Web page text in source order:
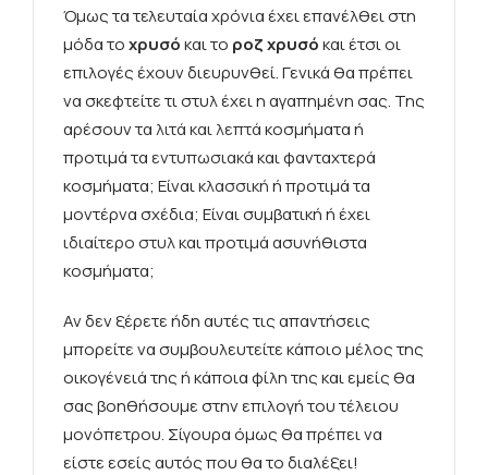
Όμως τα τελευταία χρόνια έχει επανέλθει στη
μόδα τοχρυσόκαι το ροζ χρυσόκαι έτσι οι
επιλογές έχουν διευρυνθεί. Γενικά θα πρέπει
να σκεφτείτε τι στυλ έχει η αγαπημένη σας. Της
αρέσουν ταλιτά και λεπτάκοσμήματα ή
προτιμά ταεντυπωσιακάκαι φανταχτερά
κοσμήματα; Είναικλασσικήή προτιμά τα
μοντέρνα σχέδια; Είναι συμβατική ή έχει
ιδιαίτερο στυλκαι προτιμά ασυνήθιστα
κοσμήματα;
Αν δεν ξέρετε ήδη αυτές τις απαντήσεις
μπορείτε να συμβουλευτείτε κάποιο μέλος της
οικογένειά της ή κάποια φίλη της και εμείς θα
σας βοηθήσουμε στην επιλογή του τέλειου
μονόπετρου. Σίγουρα όμως θα πρέπει να
είστε εσείς αυτός που θα το διαλέξει!